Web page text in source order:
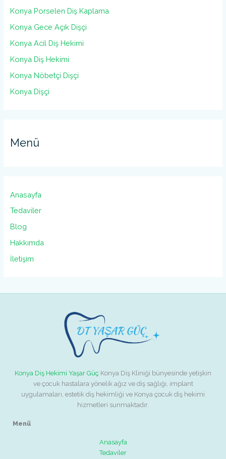
Konya Porselen Diş Kaplama
Konya Gece Açık Dişçi
Konya Acil Diş Hekimi
Konya Diş Hekimi
Konya Nöbetçi Dişçi
Konya Dişçi
Menü
Anasayfa
Tedaviler
Blog
Hakkımda
İletişim
Konya Diş Hekimi Yaşar Güç Konya Diş Kliniği bünyesinde yetişkin
ve çocuk hastalara yönelik ağız ve diş sağlığı, implant
uygulamaları, estetik diş hekimliği ve Konya çocuk diş hekimi
hizmetleri sunmaktadır.
Menü
Anasayfa
Tedaviler